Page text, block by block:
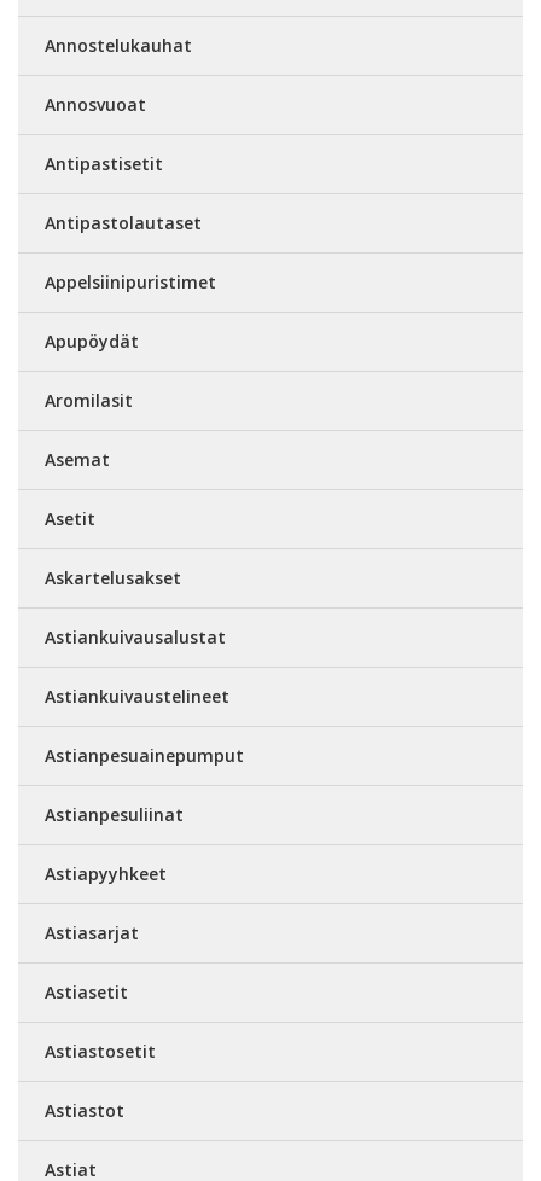
Annostelukauhat
Annosvuoat
Antipastisetit
Antipastolautaset
Appelsiinipuristimet
Apupöydät
Aromilasit
Asemat
Asetit
Askartelusakset
Astiankuivausalustat
Astiankuivaustelineet
Astianpesuainepumput
Astianpesuliinat
Astiapyyhkeet
Astiasarjat
Astiasetit
Astiastosetit
Astiastot
Astiat